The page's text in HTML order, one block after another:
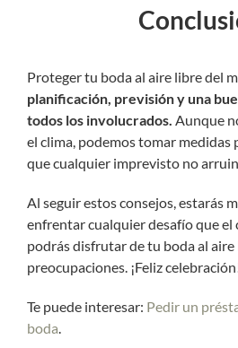
Proteger tu boda al aire libre del
planificación, previsión y una
todos los involucrados. Aunque
el clima, podemos tomar medidas
que cualquier imprevisto no
Al seguir estos consejos, estarás
enfrentar cualquier desafío que el
podrás disfrutar de tu boda al aire
preocupaciones. ¡Feliz
Te puede interesar: Pedir un
boda